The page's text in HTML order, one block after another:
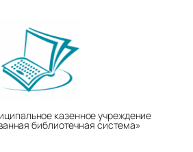
казенное учреждение
библиотечная система»